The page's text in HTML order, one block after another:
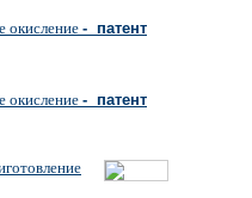
окисление - патент
окисление - патент